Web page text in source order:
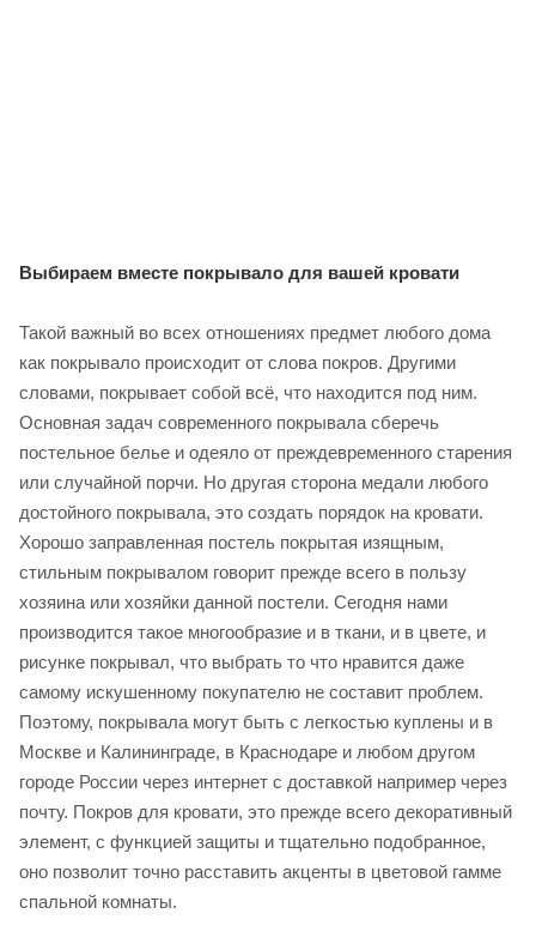
Выбираем вместе покрывало для вашей кровати
Такой важный во всех отношениях предмет любого дома
как покрывало происходит от слова покров. Другими
словами, покрывает собой всё, что находится под ним.
Основная задач современного покрывала сберечь
постельное белье и одеяло от преждевременного старения
или случайной порчи. Но другая сторона медали любого
достойного покрывала, это создать порядок на кровати.
Хорошо заправленная постель покрытая изящным,
стильным покрывалом говорит прежде всего в пользу
хозяина или хозяйки данной постели. Сегодня нами
производится такое многообразие и в ткани, и в цвете, и
рисунке покрывал, что выбрать то что нравится даже
самому искушенному покупателю не составит проблем.
Поэтому, покрывала могут быть с легкостью куплены и в
Москве и Калининграде, в Краснодаре и любом другом
городе России через интернет с доставкой например через
почту. Покров для кровати, это прежде всего декоративный
элемент, с функцией защиты и тщательно подобранное,
оно позволит точно расставить акценты в цветовой гамме
спальной комнаты.